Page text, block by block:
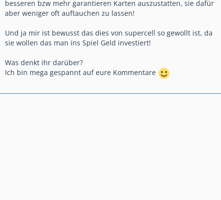
besseren bzw mehr garantieren Karten auszustatten, sie dafür
aber weniger oft auftauchen zu lassen!
Und ja mir ist bewusst das dies von supercell so gewollt ist, da
sie wollen das man ins Spiel Geld investiert!
Was denkt ihr darüber?
Ich bin mega gespannt auf eure Kommentare